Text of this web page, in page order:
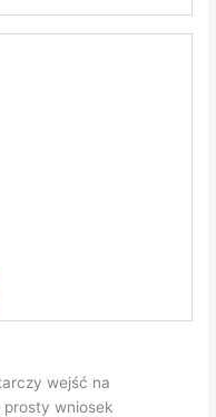
wejść na
prosty wniosek